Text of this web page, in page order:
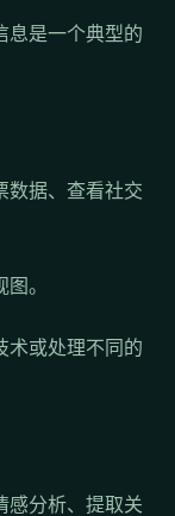
息是一个典型的
数据、查看社交
。
术或处理不同的
感分析、提取关